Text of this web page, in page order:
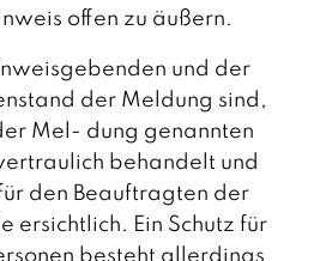
offen zu äußern.
und der
der Meldung sind,
Mel- dung genannten
behandelt und
den Beauftragten der
ersichtlich. Ein Schutz für
besteht allerdings